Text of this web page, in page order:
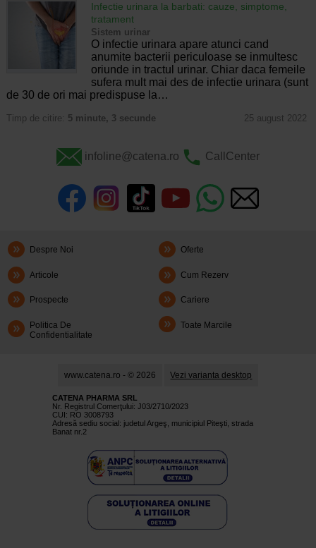
Infectie urinara la barbati: cauze, simptome,
tratament
Sistem urinar
O infectie urinara apare atunci cand
anumite bacterii periculoase se inmultesc
oriunde in tractul urinar. Chiar daca femeile
sufera mult mai des de infectie urinara (sunt
de 30 de ori mai predispuse la…
Timp de citire: 5 minute, 3 secunde 25 august 2022
infoline@catena.ro CallCenter
Despre Noi Oferte
Articole Cum Rezerv
Prospecte Cariere
Politica De
Confidentialitate
Toate Marcile
www.catena.ro - © 2026 Vezi varianta desktop
CATENA PHARMA SRL
Nr. Registrul Comerţului: J03/2710/2023
CUI: RO 3008793
Adresă sediu social: judetul Argeş, municipiul Piteşti, strada
Banat nr.2